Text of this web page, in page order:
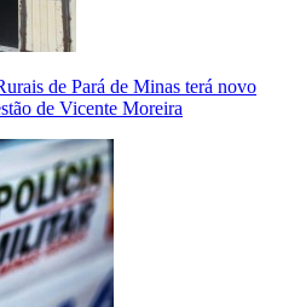
de Pará de Minas terá novo
de Vicente Moreira